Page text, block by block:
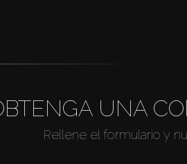
UNA
Rellene el formulario y